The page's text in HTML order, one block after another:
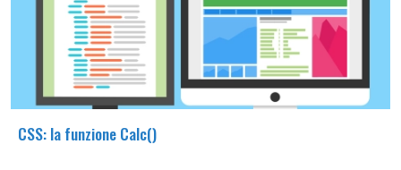
CSS: la funzione Calc()